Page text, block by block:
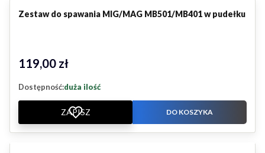
Zestaw do spawania MIG/MAG MB501/MB401 w pudełku
Cena
119,00 zł
Dostępność:duża ilość
ZAPISZ DO KOSZYKA